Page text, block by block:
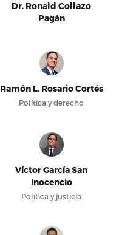
Dr. Ronald Collazo
Pagán
Ramón L. Rosario Cortés
Política y derecho
Víctor García San
Inocencio
Política y justicia